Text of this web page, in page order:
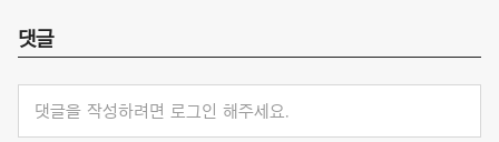
댓글
댓글을 작성하려면 로그인 해주세요.